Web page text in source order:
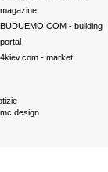
magazine
BUDUEMO.COM- building
portal
4kiev.com- market
mc design